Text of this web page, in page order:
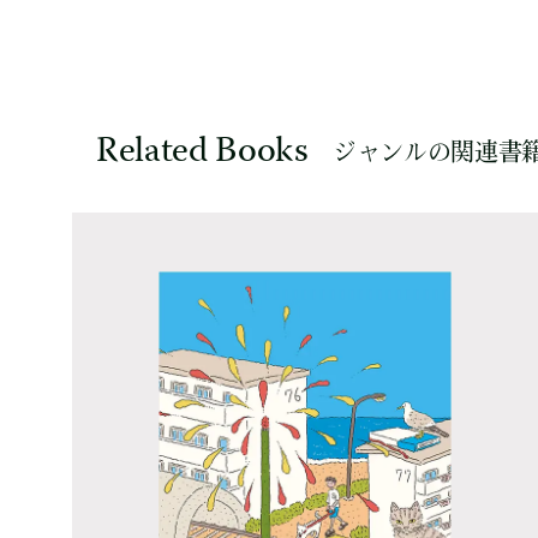
Related Books ジャンルの関連書